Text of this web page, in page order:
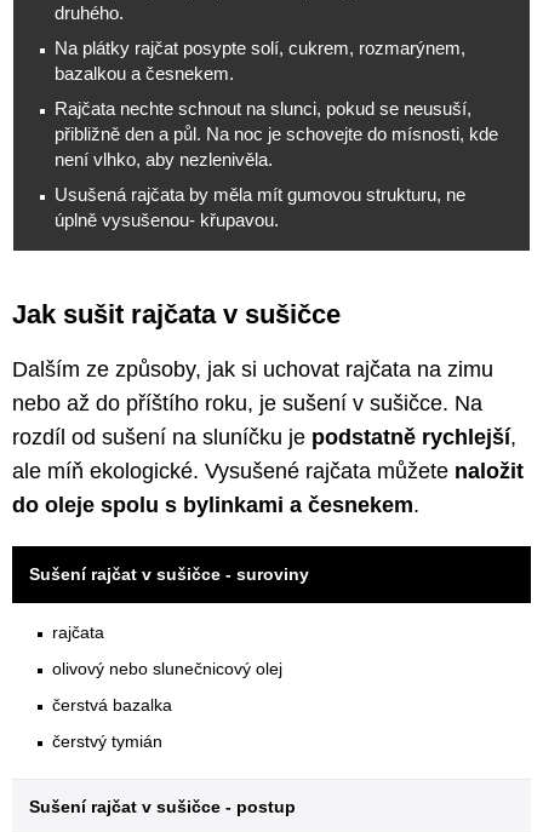
druhého.
Na plátky rajčat posypte solí, cukrem, rozmarýnem,
bazalkou a česnekem.
Rajčata nechte schnout na slunci, pokud se neusuší,
přibližně den a půl. Na noc je schovejte do mísnosti, kde
není vlhko, aby nezlenivěla.
Usušená rajčata by měla mít gumovou strukturu, ne
úplně vysušenou- křupavou.
Jak sušit rajčata v sušičce
Dalším ze způsoby, jak si uchovat rajčata na zimu
nebo až do příštího roku, je sušení v sušičce. Na
rozdíl od sušení na sluníčku je podstatně rychlejší,
ale míň ekologické. Vysušené rajčata můžete naložit
do oleje spolu s bylinkami a česnekem.
Sušení rajčat v sušičce - suroviny
rajčata
olivový nebo slunečnicový olej
čerstvá bazalka
čerstvý tymián
Sušení rajčat v sušičce - postup